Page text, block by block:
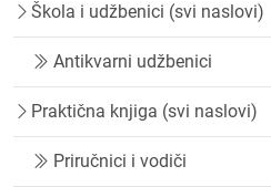
Škola i udžbenici (svi naslovi)
Antikvarni udžbenici
Praktična knjiga (svi naslovi)
Priručnici i vodiči